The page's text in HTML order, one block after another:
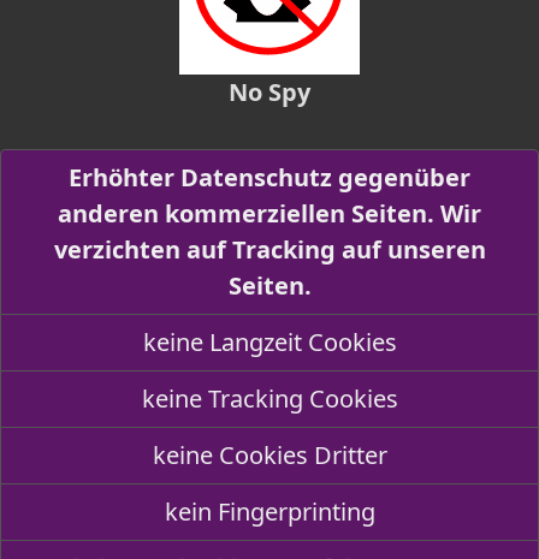
No Spy
Erhöhter Datenschutz gegenüber
anderen kommerziellen Seiten. Wir
verzichten auf Tracking auf unseren
Seiten.
keine Langzeit Cookies
keine Tracking Cookies
keine Cookies Dritter
kein Fingerprinting